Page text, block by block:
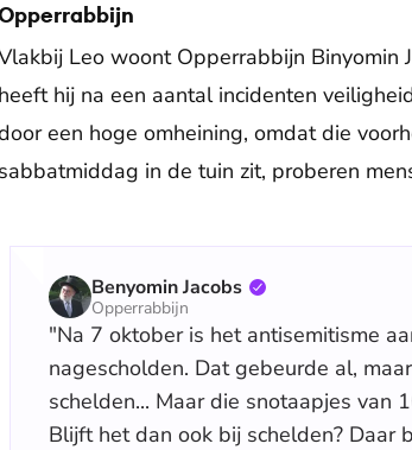
Leo woont Opperrabbijn Binyomin
heeft hij na een aantal incidenten
een hoge omheining, omdat die
sabbatmiddag in de tuin zit, proberen
Benyomin Jacobs
Opperrabbijn
"Na 7 oktober is het antisemitisme
nagescholden. Dat gebeurde al,
schelden... Maar die snotaapjes van
Blijft het dan ook bij schelden? Daar